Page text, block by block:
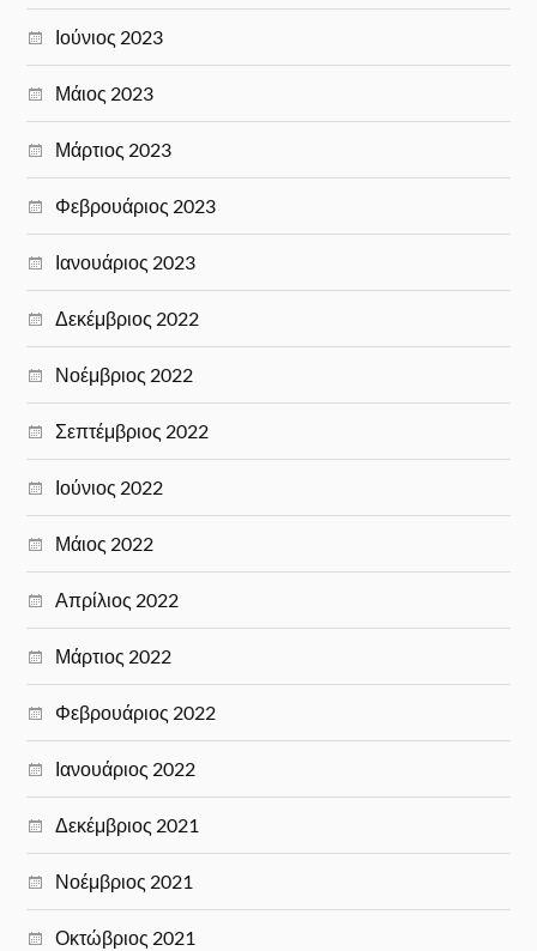
Ιούνιος 2023
Μάιος 2023
Μάρτιος 2023
Φεβρουάριος 2023
Ιανουάριος 2023
Δεκέμβριος 2022
Νοέμβριος 2022
Σεπτέμβριος 2022
Ιούνιος 2022
Μάιος 2022
Απρίλιος 2022
Μάρτιος 2022
Φεβρουάριος 2022
Ιανουάριος 2022
Δεκέμβριος 2021
Νοέμβριος 2021
Οκτώβριος 2021